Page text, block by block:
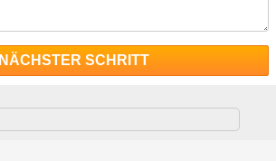
NÄCHSTER SCHRITT